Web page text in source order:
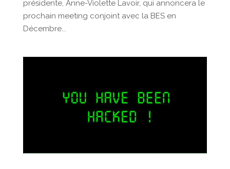
présidente, Anne-Violette Lavoir, qui annoncera le
prochain meeting conjoint avec la BES en
Décembre...